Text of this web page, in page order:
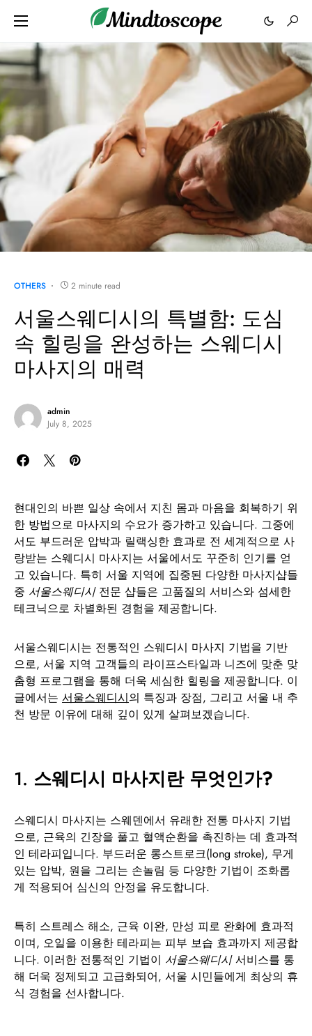
OTHERS 2 minute read
서울스웨디시의 특별함: 도심
속 힐링을 완성하는 스웨디시
마사지의 매력
admin
July 8, 2025
현대인의 바쁜 일상 속에서 지친 몸과 마음을 회복하기 위
한 방법으로 마사지의 수요가 증가하고 있습니다. 그중에
서도 부드러운 압박과 릴랙싱한 효과로 전 세계적으로 사
랑받는 스웨디시 마사지는 서울에서도 꾸준히 인기를 얻
고 있습니다. 특히 서울 지역에 집중된 다양한 마사지샵들
중 서울스웨디시전문 샵들은 고품질의 서비스와 섬세한
테크닉으로 차별화된 경험을 제공합니다.
서울스웨디시는 전통적인 스웨디시 마사지 기법을 기반
으로, 서울 지역 고객들의 라이프스타일과 니즈에 맞춘 맞
춤형 프로그램을 통해 더욱 세심한 힐링을 제공합니다. 이
글에서는 서울스웨디시의 특징과 장점, 그리고 서울 내 추
천 방문 이유에 대해 깊이 있게 살펴보겠습니다.
1. 스웨디시 마사지란 무엇인가?
스웨디시 마사지는 스웨덴에서 유래한 전통 마사지 기법
으로, 근육의 긴장을 풀고 혈액순환을 촉진하는 데 효과적
인 테라피입니다. 부드러운 롱스트로크(long stroke), 무게
있는 압박, 원을 그리는 손놀림 등 다양한 기법이 조화롭
게 적용되어 심신의 안정을 유도합니다.
특히 스트레스 해소, 근육 이완, 만성 피로 완화에 효과적
이며, 오일을 이용한 테라피는 피부 보습 효과까지 제공합
니다. 이러한 전통적인 기법이 서울스웨디시서비스를 통
해 더욱 정제되고 고급화되어, 서울 시민들에게 최상의 휴
식 경험을 선사합니다.